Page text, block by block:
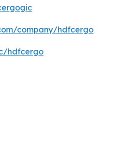
company/hdfcergo
hdfcergo